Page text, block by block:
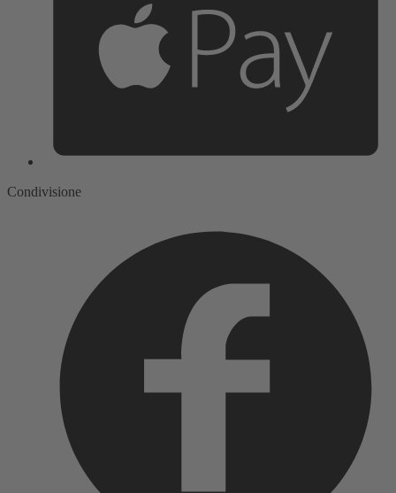
Condivisione